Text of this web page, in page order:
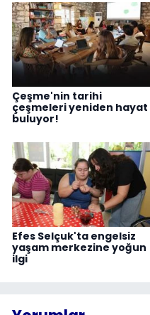
Çeşme'nin tarihi
çeşmeleri yeniden hayat
buluyor!
Efes Selçuk'ta engelsiz
yaşam merkezine yoğun
ilgi